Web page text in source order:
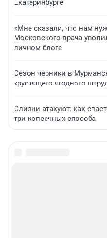
Екатеринбурге
«Мне сказали, что нам
Московского врача
личном блоге
Сезон черники в
хрустящего ягодного
Слизни атакуют: как
три копеечных способа